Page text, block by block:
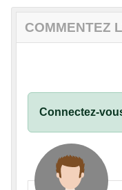
COMMENTEZ
Connectez-